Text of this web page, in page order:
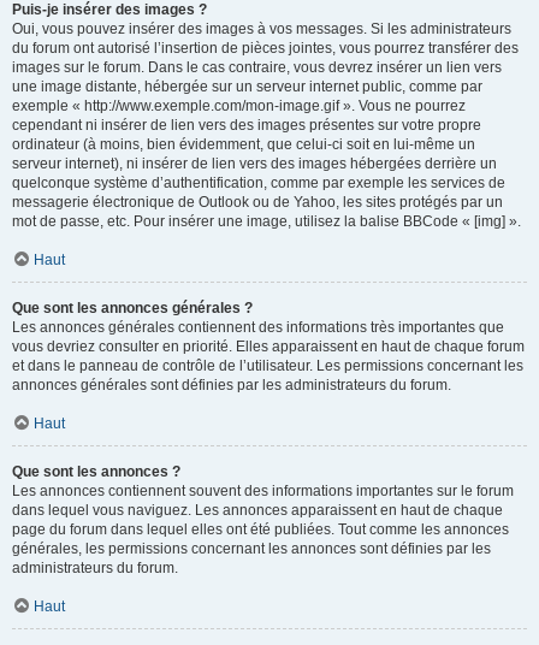
Puis-je insérer des images ?
Oui, vous pouvez insérer des images à vos messages. Si les administrateurs
du forum ont autorisé l’insertion de pièces jointes, vous pourrez transférer des
images sur le forum. Dans le cas contraire, vous devrez insérer un lien vers
une image distante, hébergée sur un serveur internet public, comme par
exemple « http://www.exemple.com/mon-image.gif ». Vous ne pourrez
cependant ni insérer de lien vers des images présentes sur votre propre
ordinateur (à moins, bien évidemment, que celui-ci soit en lui-même un
serveur internet), ni insérer de lien vers des images hébergées derrière un
quelconque système d’authentification, comme par exemple les services de
messagerie électronique de Outlook ou de Yahoo, les sites protégés par un
mot de passe, etc. Pour insérer une image, utilisez la balise BBCode « [img] ».
Haut
Que sont les annonces générales ?
Les annonces générales contiennent des informations très importantes que
vous devriez consulter en priorité. Elles apparaissent en haut de chaque forum
et dans le panneau de contrôle de l’utilisateur. Les permissions concernant les
annonces générales sont définies par les administrateurs du forum.
Haut
Que sont les annonces ?
Les annonces contiennent souvent des informations importantes sur le forum
dans lequel vous naviguez. Les annonces apparaissent en haut de chaque
page du forum dans lequel elles ont été publiées. Tout comme les annonces
générales, les permissions concernant les annonces sont définies par les
administrateurs du forum.
Haut